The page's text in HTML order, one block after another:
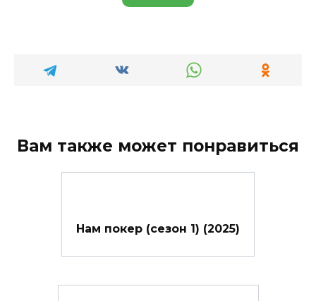
Вам также может понравиться
Нам покер (сезон 1) (2025)